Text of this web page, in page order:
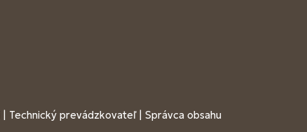
| Technický prevádzkovateľ| Správca obsahu